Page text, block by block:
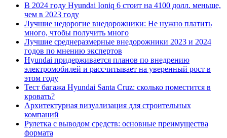
В 2024 году Hyundai Ioniq 6 стоит на 4100 долл. меньше,
чем в 2023 году
Лучшие недорогие внедорожники: Не нужно платить
много, чтобы получить много
Лучшие среднеразмерные внедорожники 2023 и 2024
годов по мнению экспертов
Hyundai придерживается планов по внедрению
электромобилей и рассчитывает на уверенный рост в
этом году
Тест багажа Hyundai Santa Cruz: сколько поместится в
кровать?
Архитектурная визуализация для строительных
компаний
Рулетка с выводом средств: основные преимущества
формата